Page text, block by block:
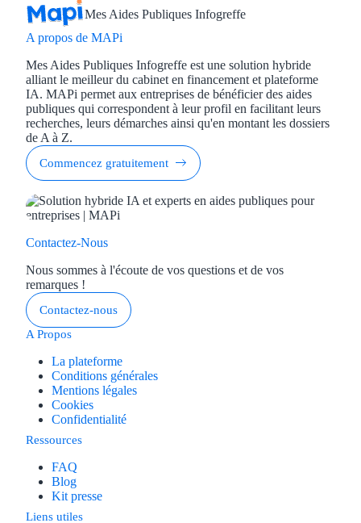
Mes Aides Publiques Infogreffe
A propos de MAPi
Mes Aides Publiques Infogreffe est une solution hybride
alliant le meilleur du cabinet en financement et plateforme
IA. MAPi permet aux entreprises de bénéficier des aides
publiques qui correspondent à leur profil en facilitant leurs
recherches, leurs démarches ainsi qu'en montant les dossiers
de A à Z.
Commencez gratuitement
Contactez-Nous
Nous sommes à l'écoute de vos questions et de vos
remarques !
Contactez-nous
A Propos
La plateforme
Conditions générales
Mentions légales
Cookies
Confidentialité
Ressources
FAQ
Blog
Kit presse
Liens utiles